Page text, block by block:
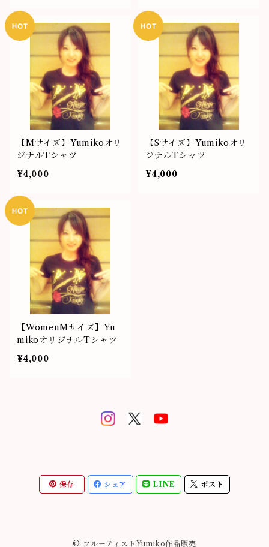
【Mサイズ】Yumikoオリ
ジナルTシャツ
¥4,000
【Sサイズ】Yumikoオリ
ジナルTシャツ
¥4,000
【WomenMサイズ】Yu
mikoオリジナルTシャツ
¥4,000
保存 シェア LINE ポスト
© フルーティストYumiko作品販売